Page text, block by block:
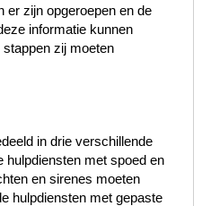
er zijn opgeroepen en de
informatie kunnen
zij moeten
in drie verschillende
hulpdiensten met spoed en
en sirenes moeten
hulpdiensten met gepaste